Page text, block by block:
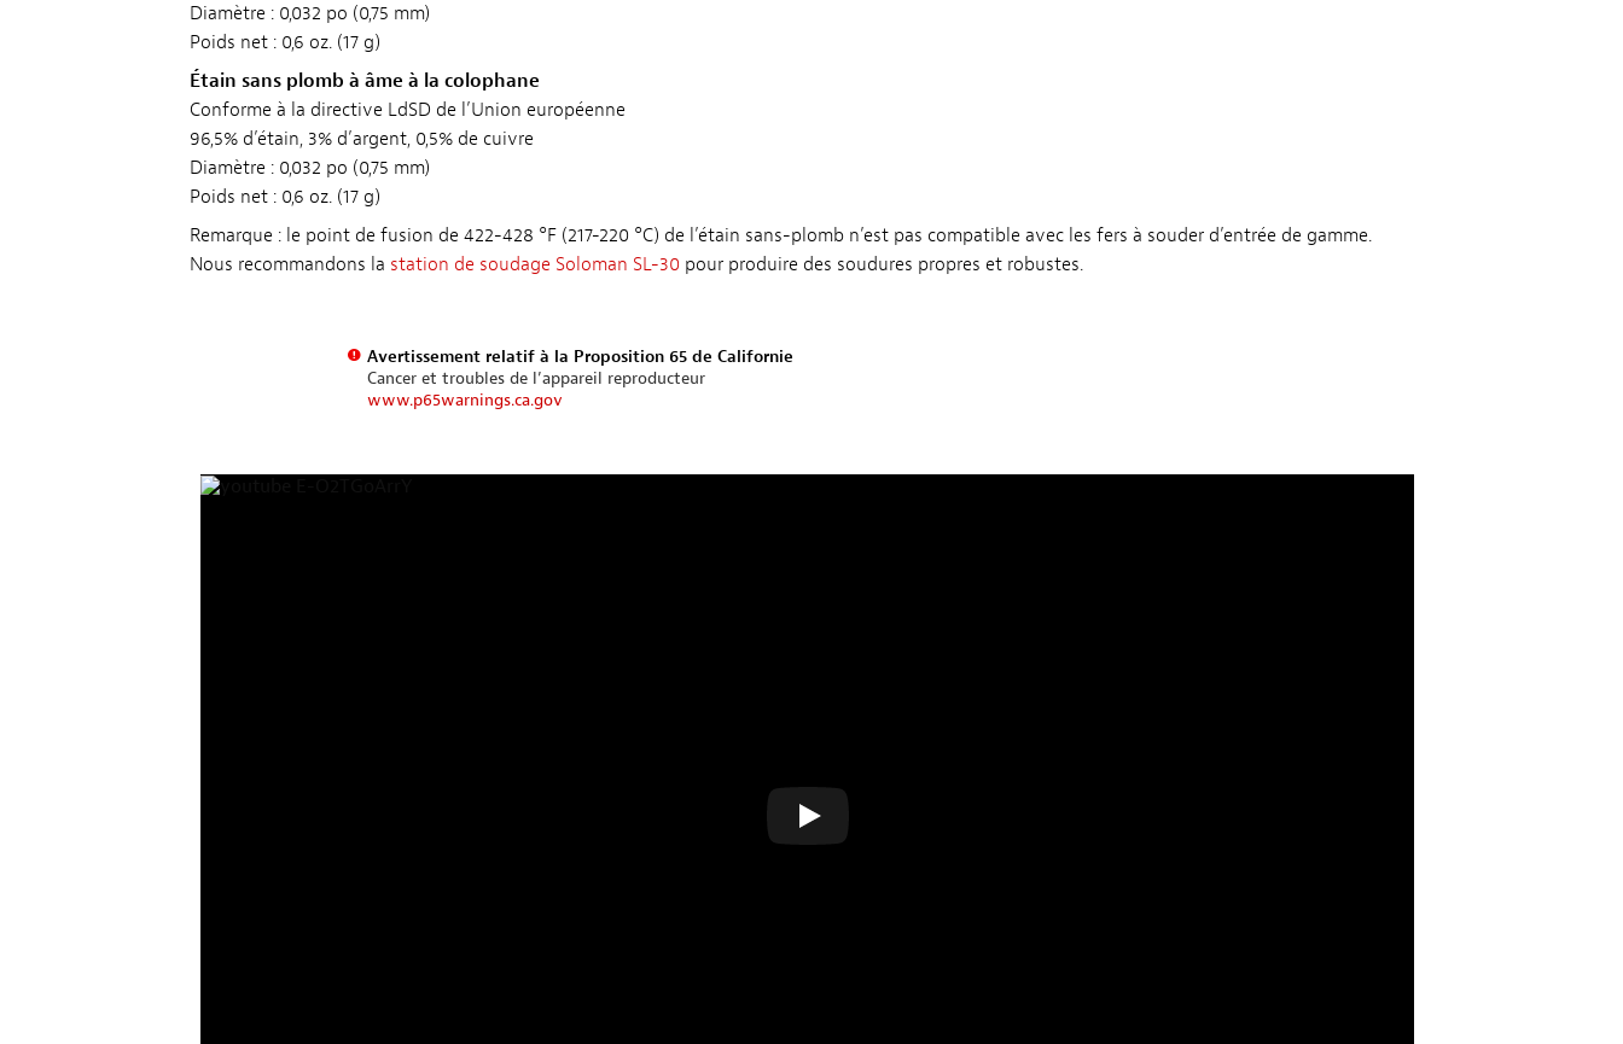
Diamètre : 0,032 po (0,75 mm)
Poids net : 0,6 oz. (17 g)
Étain sans plomb à âme à la colophane
Conforme à la directive LdSD de l’Union européenne
96,5% d’étain, 3% d’argent, 0,5% de cuivre
Diamètre : 0,032 po (0,75 mm)
Poids net : 0,6 oz. (17 g)
Remarque : le point de fusion de 422-428 °F (217-220 °C) de l’étain sans-plomb n’est pas compatible avec les fers à souder d’entrée de gamme.
Nous recommandons la station de soudage Soloman SL-30 pour produire des soudures propres et robustes.
Avertissement relatif à la Proposition 65 de Californie
Cancer et troubles de l’appareil reproducteur
www.p65warnings.ca.gov